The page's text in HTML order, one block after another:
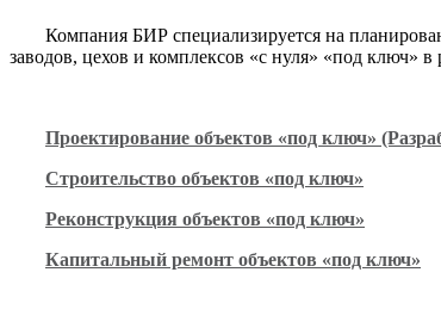
Компания БИР специализируется на
заводов, цехов и комплексов «с нуля» «под ключ»
Проектирование объектов «под ключ»
Строительство объектов «под ключ»
Реконструкция объектов «под ключ»
Капитальный ремонт объектов «под ключ»